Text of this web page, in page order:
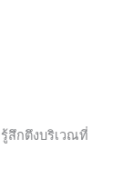
สึกตึงบริเวณที่